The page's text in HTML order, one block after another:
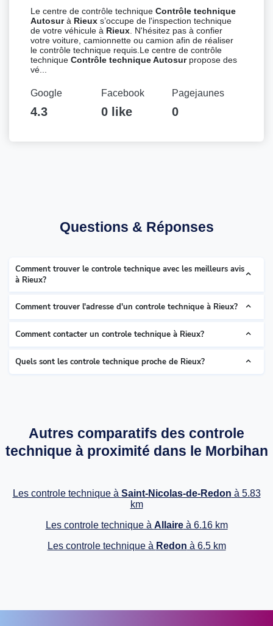
Le centre de contrôle techniqueContrôle technique
Autosurà Rieux s’occupe de l'inspection technique
de votre véhicule à Rieux. N'hésitez pas à confier
votre voiture, camionnette ou camion afin de réaliser
le contrôle technique requis.Le centre de contrôle
techniqueContrôle technique Autosurpropose des
vé...
Google
4.3
Facebook
0 like
Pagejaunes
0
Questions & Réponses
Comment trouver le controle technique avec les meilleurs avis
à Rieux?
Comment trouver l'adresse d'un controle technique à Rieux?
Comment contacter un controle technique à Rieux?
Quels sont les controle technique proche de Rieux?
Autres comparatifs des controle
technique à proximité dans le Morbihan
Les controle technique à Saint-Nicolas-de-Redon à 5.83
km
Les controle technique à Allaireà 6.16 km
Les controle technique à Redon à 6.5 km